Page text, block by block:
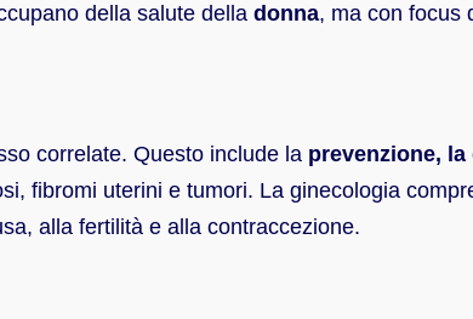
della salute della donna, ma con focus
correlate. Questo include la prevenzione, la
fibromi uterini e tumori. La ginecologia
alla fertilità e alla contraccezione.